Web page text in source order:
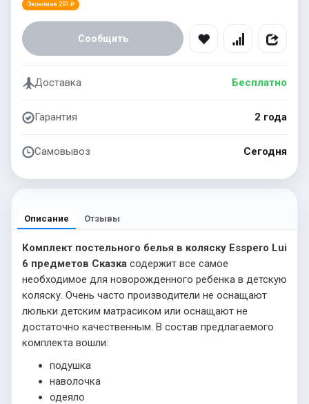
Экономия 251 ₽
Сообщить
Доставка Бесплатно
Гарантия 2 года
Самовывоз Сегодня
Описание Отзывы
Комплект постельного белья в коляску Esspero Lui
6 предметов Сказка содержит все самое
необходимое для новорожденного ребенка в детскую
коляску. Очень часто производители не оснащают
люльки детским матрасиком или оснащают не
достаточно качественным. В состав предлагаемого
комплекта вошли:
подушка
наволочка
одеяло